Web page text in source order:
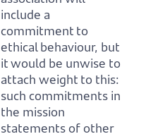
include a
commitment to
ethical behaviour, but
it would be unwise to
attach weight to this:
such commitments in
the mission
statements of other